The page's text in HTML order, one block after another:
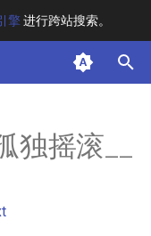
擎进行跨站搜索。
摇滚__